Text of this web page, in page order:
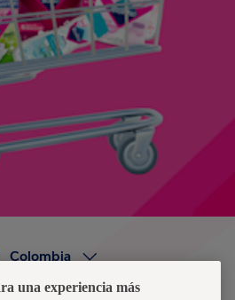
Colombia
una experiencia más